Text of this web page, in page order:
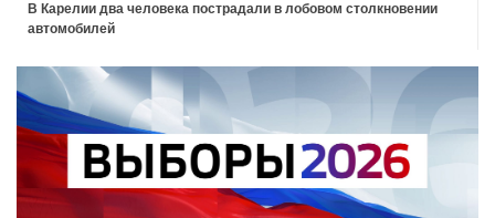
В Карелии два человека пострадали в лобовом столкновении
автомобилей